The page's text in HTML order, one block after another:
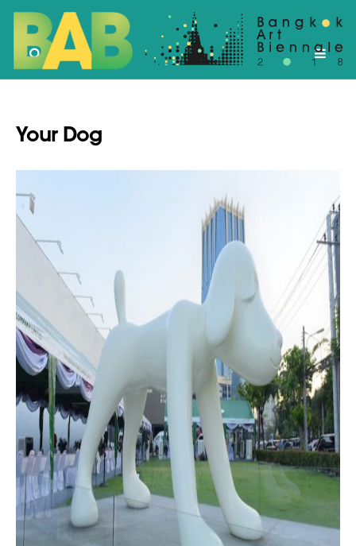
Your Dog